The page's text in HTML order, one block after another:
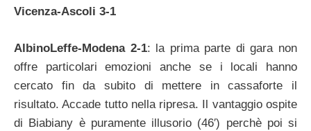
Vicenza-Ascoli 3-1
AlbinoLeffe-Modena 2-1: la prima parte di gara non
offre particolari emozioni anche se i locali hanno
cercato fin da subito di mettere in cassaforte il
risultato. Accade tutto nella ripresa. Il vantaggio ospite
di Biabiany è puramente illusorio (46′) perchè poi si